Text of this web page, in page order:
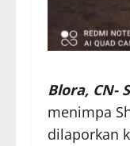
Blora, CN-
menimpa
dilaporkan